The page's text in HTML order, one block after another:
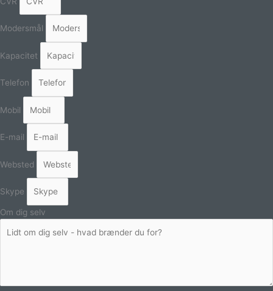
Modersmål
Kapacitet
Telefon
Mobil
E-mail
Websted
Skype
Om dig selv